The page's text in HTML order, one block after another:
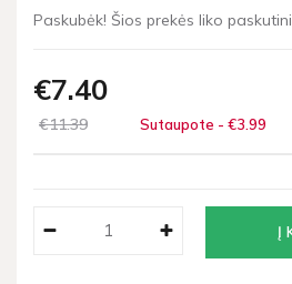
Paskubėk! Šios prekės liko
€7 40
€1139 Sutaupote - €3 99